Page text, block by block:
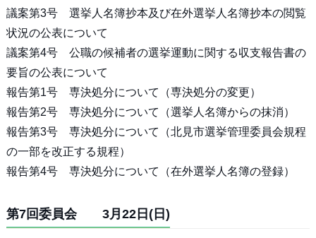
議案第3号 選挙人名簿抄本及び在外選挙人名簿抄本の閲覧
状況の公表について
議案第4号 公職の候補者の選挙運動に関する収支報告書の
要旨の公表について
報告第1号 専決処分について（専決処分の変更）
報告第2号 専決処分について（選挙人名簿からの抹消）
報告第3号 専決処分について（北見市選挙管理委員会規程
の一部を改正する規程）
報告第4号 専決処分について（在外選挙人名簿の登録）
第7回委員会 3月22日(日)